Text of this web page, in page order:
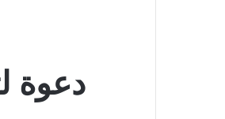
دعوة